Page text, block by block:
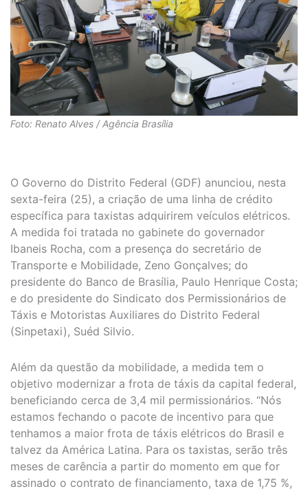
Foto: Renato Alves / Agência Brasília
O Governo do Distrito Federal (GDF) anunciou, nesta
sexta-feira (25), a criação de uma linha de crédito
específica para taxistas adquirirem veículos elétricos.
A medida foi tratada no gabinete do governador
Ibaneis Rocha, com a presença do secretário de
Transporte e Mobilidade, Zeno Gonçalves; do
presidente do Banco de Brasília, Paulo Henrique Costa;
e do presidente do Sindicato dos Permissionários de
Táxis e Motoristas Auxiliares do Distrito Federal
(Sinpetaxi), Suéd Silvio.
Além da questão da mobilidade, a medida tem o
objetivo modernizar a frota de táxis da capital federal,
beneficiando cerca de 3,4 mil permissionários. “Nós
estamos fechando o pacote de incentivo para que
tenhamos a maior frota de táxis elétricos do Brasil e
talvez da América Latina. Para os taxistas, serão três
meses de carência a partir do momento em que for
assinado o contrato de financiamento, taxa de 1,75 %,